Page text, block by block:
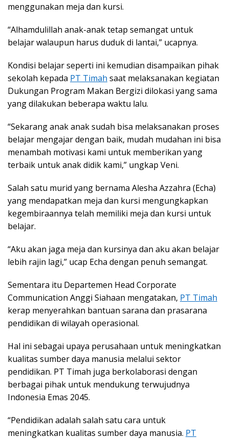
menggunakan meja dan kursi.
“Alhamdulillah anak-anak tetap semangat untuk
belajar walaupun harus duduk di lantai,” ucapnya.
Kondisi belajar seperti ini kemudian disampaikan pihak
sekolah kepada PT Timah saat melaksanakan kegiatan
Dukungan Program Makan Bergizi dilokasi yang sama
yang dilakukan beberapa waktu lalu.
“Sekarang anak anak sudah bisa melaksanakan proses
belajar mengajar dengan baik, mudah mudahan ini bisa
menambah motivasi kami untuk memberikan yang
terbaik untuk anak didik kami,” ungkap Veni.
Salah satu murid yang bernama Alesha Azzahra (Echa)
yang mendapatkan meja dan kursi mengungkapkan
kegembiraannya telah memiliki meja dan kursi untuk
belajar.
“Aku akan jaga meja dan kursinya dan aku akan belajar
lebih rajin lagi,” ucap Echa dengan penuh semangat.
Sementara itu Departemen Head Corporate
Communication Anggi Siahaan mengatakan, PT Timah
kerap menyerahkan bantuan sarana dan prasarana
pendidikan di wilayah operasional.
Hal ini sebagai upaya perusahaan untuk meningkatkan
kualitas sumber daya manusia melalui sektor
pendidikan. PT Timah juga berkolaborasi dengan
berbagai pihak untuk mendukung terwujudnya
Indonesia Emas 2045.
“Pendidikan adalah salah satu cara untuk
meningkatkan kualitas sumber daya manusia. PT